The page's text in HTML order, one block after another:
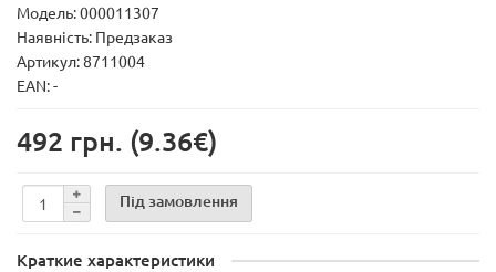
Модель:000011307
Наявність: Предзаказ
Артикул: 8711004
EAN: -
492 грн. (9.36€)
Під замовлення
Краткие характеристики